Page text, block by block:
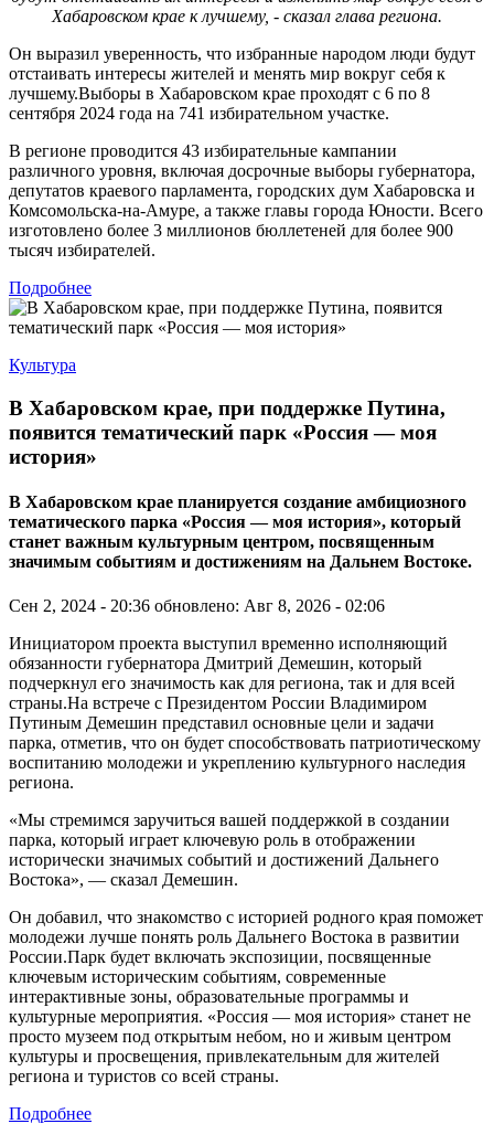
Хабаровском крае к лучшему, - сказал глава региона.
Он выразил уверенность, что избранные народом люди будут
отстаивать интересы жителей и менять мир вокруг себя к
лучшему.Выборы в Хабаровском крае проходят с 6 по 8
сентября 2024 года на 741 избирательном участке.
В регионе проводится 43 избирательные кампании
различного уровня, включая досрочные выборы губернатора,
депутатов краевого парламента, городских дум Хабаровска и
Комсомольска-на-Амуре, а также главы города Юности. Всего
изготовлено более 3 миллионов бюллетеней для более 900
тысяч избирателей.
Подробнее
Культура
В Хабаровском крае, при поддержке Путина,
появится тематический парк «Россия — моя
история»
В Хабаровском крае планируется создание амбициозного
тематического парка «Россия — моя история», который
станет важным культурным центром, посвященным
значимым событиям и достижениям на Дальнем Востоке.
Сен 2, 2024 - 20:36 обновлено: Авг 8, 2026 - 02:06
Инициатором проекта выступил временно исполняющий
обязанности губернатора Дмитрий Демешин, который
подчеркнул его значимость как для региона, так и для всей
страны.На встрече с Президентом России Владимиром
Путиным Демешин представил основные цели и задачи
парка, отметив, что он будет способствовать патриотическому
воспитанию молодежи и укреплению культурного наследия
региона.
«Мы стремимся заручиться вашей поддержкой в создании
парка, который играет ключевую роль в отображении
исторически значимых событий и достижений Дальнего
Востока», — сказал Демешин.
Он добавил, что знакомство с историей родного края поможет
молодежи лучше понять роль Дальнего Востока в развитии
России.Парк будет включать экспозиции, посвященные
ключевым историческим событиям, современные
интерактивные зоны, образовательные программы и
культурные мероприятия. «Россия — моя история» станет не
просто музеем под открытым небом, но и живым центром
культуры и просвещения, привлекательным для жителей
региона и туристов со всей страны.
Подробнее